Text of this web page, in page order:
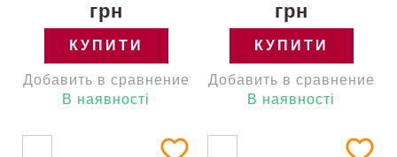
грн
КУПИТИ
Добавить в сравнение
В наявності
грн
КУПИТИ
Добавить в сравнение
В наявності